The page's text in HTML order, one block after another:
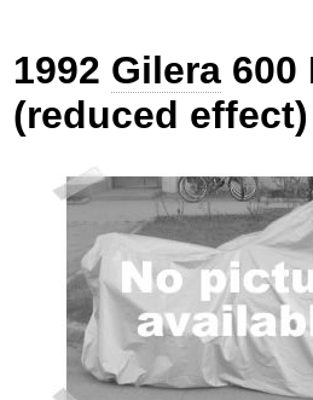
1992 Gilera 600
(reduced effect)